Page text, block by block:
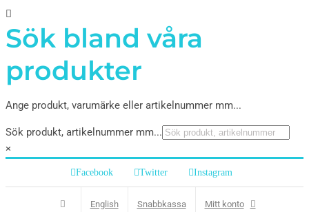
Sök bland våra
produkter
Ange produkt, varumärke eller artikelnummer mm...
Sök produkt, artikelnummer mm...
×
Facebook Twitter Instagram
English Snabbkassa Mitt konto